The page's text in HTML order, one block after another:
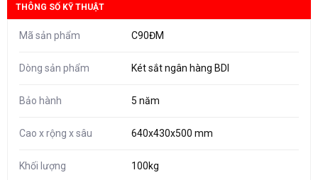
THÔNG SỐ KỸ THUẬT
Mã sản phẩm C90ĐM
Dòng sản phẩm Két sắt ngân hàng BDI
Bảo hành 5 năm
Cao x rộng x sâu 640x430x500 mm
Khối lượng 100kg